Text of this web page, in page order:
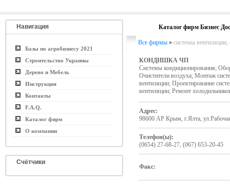
Навигация
Базы по агробизнесу 2021
Строительство Украины
Дерево и Мебель
Инструкция
Контакты
F.A.Q.
Каталог фирм
О компании
Счётчики
Каталог фирм Бизнес
Все фирмы » системы
КОНДИШКА ЧП
Системы кондиционирования;
Очистители воздуха; Монтаж
вентиляции; Проектирование
вентиляции; Ремонт
Адрес:
98600 АР Крым, г.Ялта,
Телефон(ы):
(0654) 27-68-27, (067) 653-20-45
Факс: